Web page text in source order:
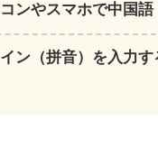
ンやスマホで中国
ン（拼音）を入力す